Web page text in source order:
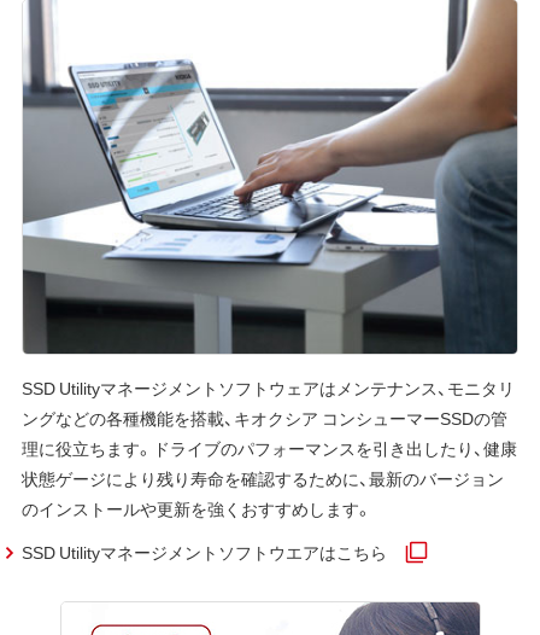
SSD Utilityマネージメントソフトウェアはメンテナンス、モニタリ
ングなどの各種機能を搭載、キオクシア コンシューマーSSDの管
理に役立ちます。ドライブのパフォーマンスを引き出したり、健康
状態ゲージにより残り寿命を確認するために、最新のバージョン
のインストールや更新を強くおすすめします。
SSD Utilityマネージメントソフトウエアはこちら